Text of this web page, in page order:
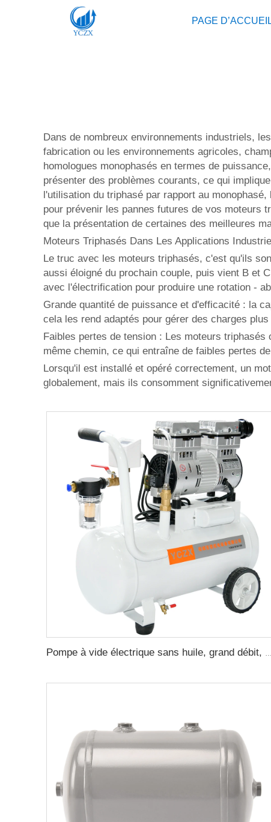
PAGE
Dans de nombreux environnements industriels,
fabrication ou les environnements agricoles,
homologues monophasés en termes de
présenter des problèmes courants, ce qui
l'utilisation du triphasé par rapport au
pour prévenir les pannes futures de vos moteurs
que la présentation de certaines des meilleures
Moteurs Triphasés Dans Les Applications
Le truc avec les moteurs triphasés, c'est qu'ils
aussi éloigné du prochain couple, puis vient B et
avec l'électrification pour produire une rotation -
Grande quantité de puissance et d'efficacité : la
cela les rend adaptés pour gérer des charges
Faibles pertes de tension : Les moteurs
même chemin, ce qui entraîne de faibles pertes
Lorsqu'il est installé et opéré correctement, un
globalement, mais ils consomment